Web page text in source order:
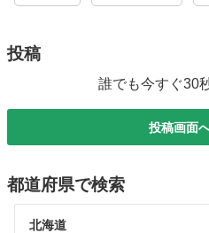
投稿
誰でも今すぐ30
投稿画面
都道府県で検索
北海道